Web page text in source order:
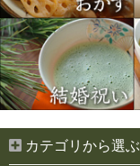
カテゴリから選ぶ